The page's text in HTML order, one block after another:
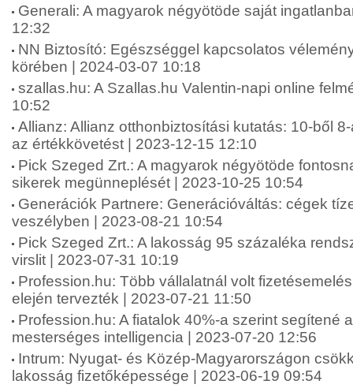
Generali: A magyarok négyötöde saját
12:32
NN Biztosító: Egészséggel kapcsolatos
körében | 2024-03-07 10:18
szallas.hu: A Szallas.hu Valentin-napi online
10:52
Allianz: Allianz otthonbiztosítási kutatás: 10-ből
az értékkövetést | 2023-12-15 12:10
Pick Szeged Zrt.: A magyarok négyötöde
sikerek megünneplését | 2023-10-25 10:54
Generációk Partnere: Generációváltás: cégek
veszélyben | 2023-08-21 10:54
Pick Szeged Zrt.: A lakosság 95 százaléka
virslit | 2023-07-31 10:19
Profession.hu: Több vállalatnál volt
elején tervezték | 2023-07-21 11:50
Profession.hu: A fiatalok 40%-a szerint segítené
mesterséges intelligencia | 2023-07-20 12:56
Intrum: Nyugat- és Közép-Magyarországon
lakosság fizetőképessége | 2023-06-19 09:54